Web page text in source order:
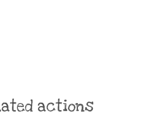
actions